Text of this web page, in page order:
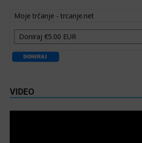
Moje trčanje - trcanje.net
VIDEO